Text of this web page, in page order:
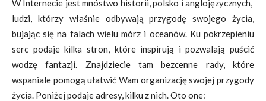
W Internecie jest mnóstwo historii, polsko i anglojęzycznych,
ludzi, którzy właśnie odbywają przygodę swojego życia,
bujając się na falach wielu mórz i oceanów. Ku pokrzepieniu
serc podaje kilka stron, które inspirują i pozwalają puścić
wodzę fantazji. Znajdziecie tam bezcenne rady, które
wspaniale pomogą ułatwić Wam organizację swojej przygody
życia. Poniżej podaje adresy, kilku z nich. Oto one: